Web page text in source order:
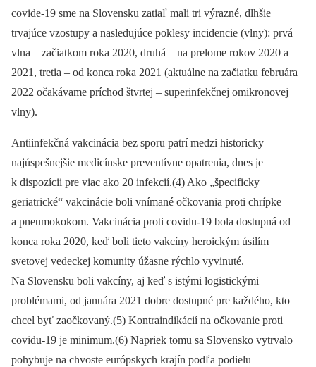
covide-19 sme na Slovensku zatiaľ mali tri výrazné, dlhšie
trvajúce vzostupy a nasledujúce poklesy incidencie (vlny): prvá
vlna –⁠ začiatkom roka 2020, druhá –⁠ na prelome rokov 2020 a
2021, tretia –⁠ od konca roka 2021 (aktuálne na začiatku februára
2022 očakávame príchod štvrtej –⁠ superinfekčnej omikronovej
vlny).
Antiinfekčná vakcinácia bez sporu patrí medzi historicky
najúspešnejšie medicínske preventívne opatrenia, dnes je
k dispozícii pre viac ako 20 infekcií.(4) Ako „špecificky
geriatrické“ vakcinácie boli vnímané očkovania proti chrípke
a pneumokokom. Vakcinácia proti covidu-19 bola dostupná od
konca roka 2020, keď boli tieto vakcíny heroickým úsilím
svetovej vedeckej komunity úžasne rýchlo vyvinuté.
Na Slovensku boli vakcíny, aj keď s istými logistickými
problémami, od januára 2021 dobre dostupné pre každého, kto
chcel byť zaočkovaný.(5) Kontraindikácií na očkovanie proti
covidu-19 je minimum.(6) Napriek tomu sa Slovensko vytrvalo
pohybuje na chvoste európskych krajín podľa podielu